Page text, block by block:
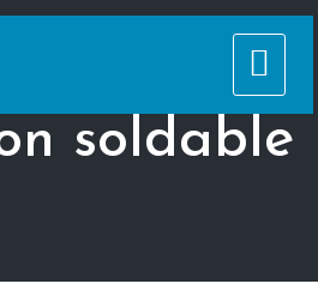
de acero
soldable